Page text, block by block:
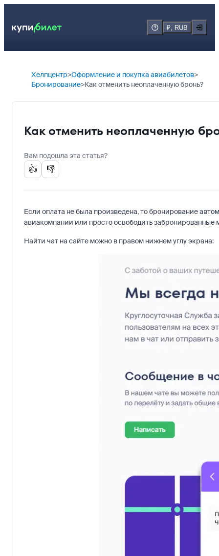
₽, RUB
Хелпцентр Оформление и покупка авиабилетов
Бронирование Как отменить неоплаченную бронь?
Как отменить неоплаченную
Вам подошла эта статья?
👍 👎
Если оплата не была произведена, то бронирование
авиакомпании или просто освободить забронированные
Найти чат на сайте можно в правом нижнем углу экрана: